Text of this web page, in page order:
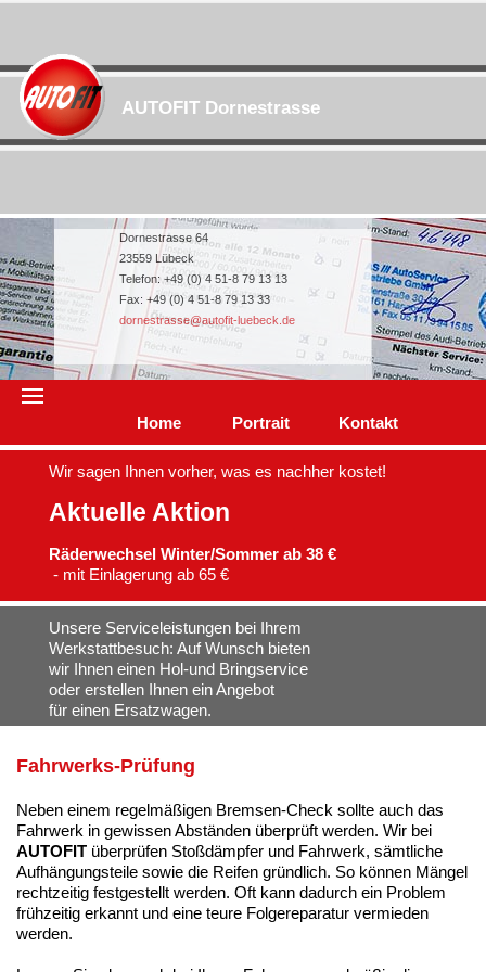
Dornestrasse 64
23559 Lübeck
Telefon: +49 (0) 4 51-8 79 13 13
Fax: +49 (0) 4 51-8 79 13 33
dornestrasse@autofit-luebeck.de
AUTOFIT Dornestrasse
Inspektion/Wartung
TÜV/AU
Regel-Inspektion
Klimaanlagen-Prüfung und -Wartung
Fahrwerks-Prüfung
Kurz-Checks (Winter/Sommer/Urlaubsreise)
Ölwechsel-Service
Fahrzeug-/Motor-Diagnose
Motor-Diagnose
Fahrzeug-Diagnose
Schnellreparatur-/Verschleißteileservice
Home Portrait Kontakt
Wir sagen Ihnen vorher, was es nachher kostet!
Aktuelle Aktion
Räderwechsel Winter/Sommer ab 38 €
- mit Einlagerung ab 65 €
Unsere Serviceleistungen bei Ihrem
Werkstattbesuch: Auf Wunsch bieten
wir Ihnen einen Hol-und Bringservice
oder erstellen Ihnen ein Angebot
für einen Ersatzwagen.
Fahrwerks-Prüfung
Neben einem regelmäßigen Bremsen-Check sollte auch das
Fahrwerk in gewissen Abständen überprüft werden. Wir bei
AUTOFIT überprüfen Stoßdämpfer und Fahrwerk, sämtliche
Aufhängungsteile sowie die Reifen gründlich. So können Mängel
rechtzeitig festgestellt werden. Oft kann dadurch ein Problem
frühzeitig erkannt und eine teure Folgereparatur vermieden
werden.